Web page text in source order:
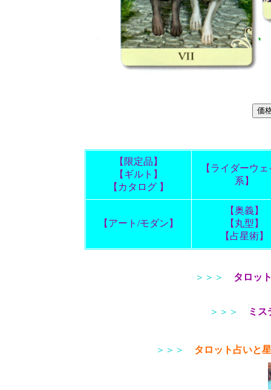
【限定品】
【ギルト】
【カタログ 】
【ライダーウ
系】
【アート/モダン】
【奥義】
【丸型】
【占星術】
＞＞＞ タロッ
＞＞＞ ミス
＞＞＞ タロット占いと